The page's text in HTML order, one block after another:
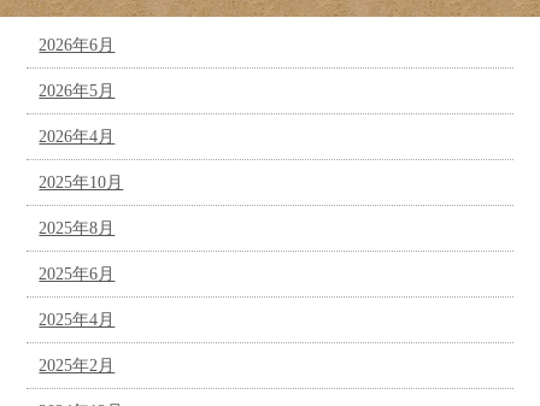
2026年6月
2026年5月
2026年4月
2025年10月
2025年8月
2025年6月
2025年4月
2025年2月